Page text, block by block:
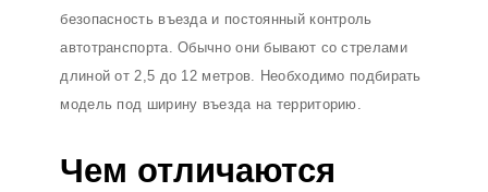
безопасность въезда и постоянный контроль
автотранспорта. Обычно они бывают со стрелами
длиной от 2,5 до 12 метров. Необходимо подбирать
модель под ширину въезда на территорию.
Чем отличаются